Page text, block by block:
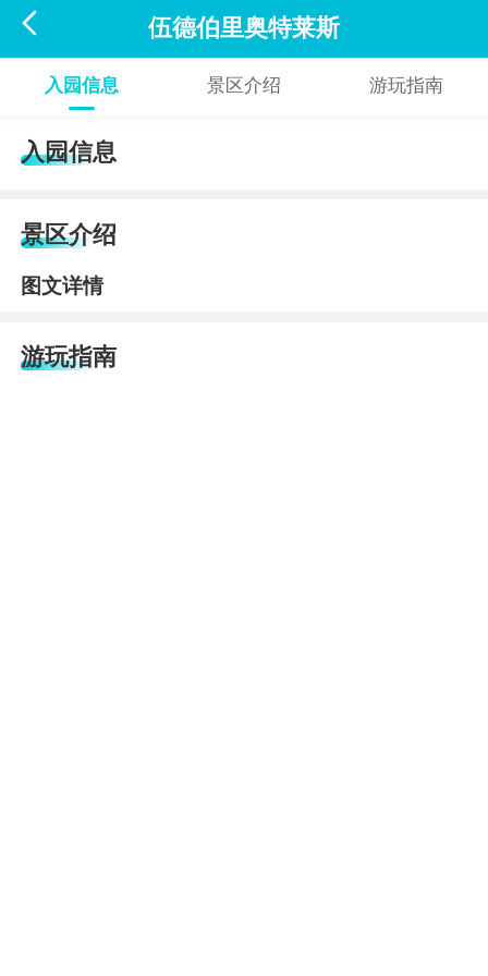
 伍德伯里奥特莱斯
入园信息 景区介绍 游玩指南
入园信息
景区介绍
图文详情
游玩指南